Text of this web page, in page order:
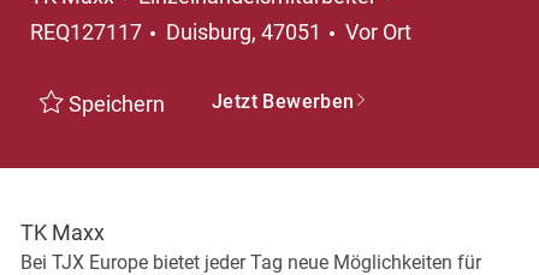
REQ127117
Ort
Duisburg, 47051 Vor Ort
Speichern Jetzt Bewerben
TK Maxx
Bei TJX Europe bietet jeder Tag neue Möglichkeiten für